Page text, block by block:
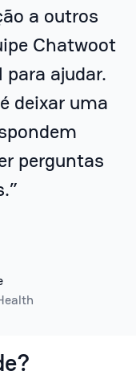
a outros
Chatwoot
ajudar.
deixar uma
perguntas